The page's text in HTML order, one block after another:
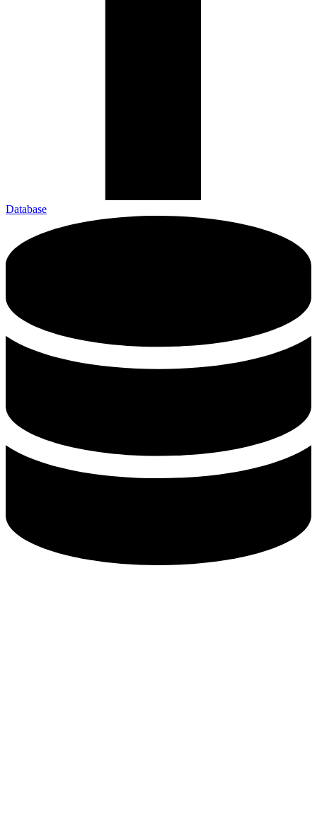
Database